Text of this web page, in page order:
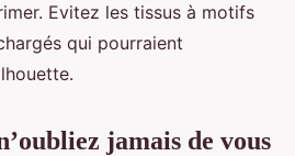
Evitez les tissus à motifs
qui pourraient
jamais de vous